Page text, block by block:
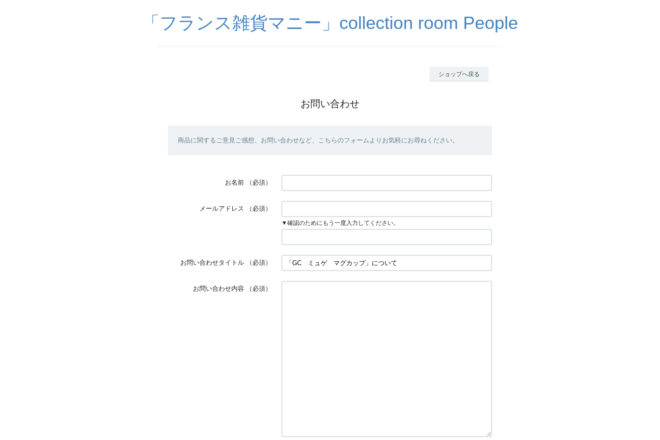
「フランス雑貨マニー」collection room People
ショップへ戻る
お問い合わせ
商品に関するご意見ご感想、お問い合わせなど、こちらのフォームよりお気軽にお尋ねください。
お名前 （必須）
メールアドレス （必須）
▼確認のためにもう一度入力してください。
お問い合わせタイトル （必須）
お問い合わせ内容 （必須）